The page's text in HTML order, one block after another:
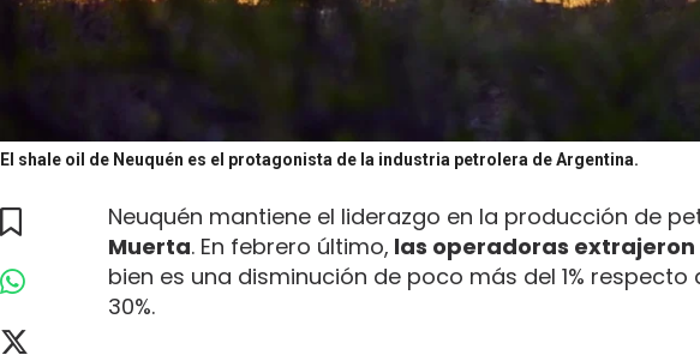
El shale oil de Neuquén es el protagonista de la industria petrolera de Argentina.
Neuquén mantiene el liderazgo en la producción de
Muerta. En febrero último, las operadoras extrajeron
bien es una disminución de poco más del 1%
30%.